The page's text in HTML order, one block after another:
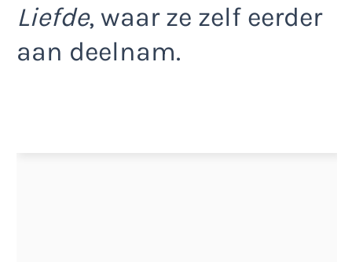
Liefde, waar ze zelf eerder
aan deelnam.